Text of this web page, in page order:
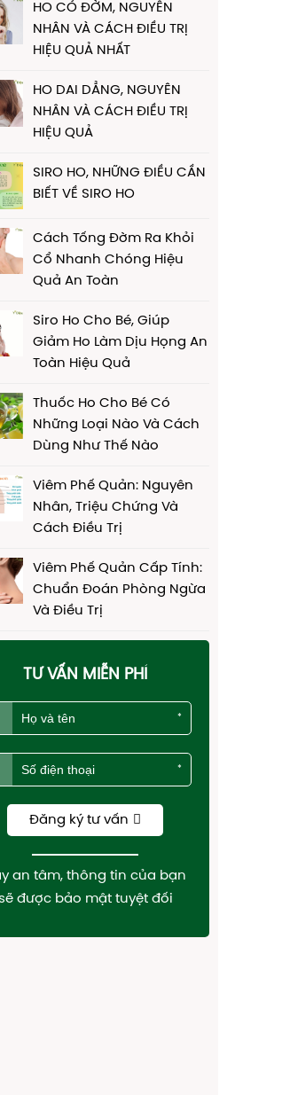
HO CÓ ĐỜM, NGUYÊN
NHÂN VÀ CÁCH ĐIỀU TRỊ
HIỆU QUẢ NHẤT
HO DAI DẲNG, NGUYÊN
NHÂN VÀ CÁCH ĐIỀU TRỊ
HIỆU QUẢ
SIRO HO, NHỮNG ĐIỀU CẦN
BIẾT VỀ SIRO HO
Cách Tống Đờm Ra Khỏi
Cổ Nhanh Chóng Hiệu
Quả An Toàn
Siro Ho Cho Bé, Giúp
Giảm Ho Làm Dịu Họng An
Toàn Hiệu Quả
Thuốc Ho Cho Bé Có
Những Loại Nào Và Cách
Dùng Như Thế Nào
Viêm Phế Quản: Nguyên
Nhân, Triệu Chứng Và
Cách Điều Trị
Viêm Phế Quản Cấp Tính:
Chuẩn Đoán Phòng Ngừa
Và Điều Trị
TƯ VẤN MIỄN PHÍ
*
*
Đăng ký tư vấn
an tâm, thông tin của bạn
được bảo mật tuyệt đối